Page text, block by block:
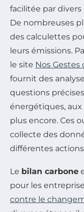
facilitée par
De nombreuses
des calculettes
leurs émissions.
le site Nos Gestes
fournit des
questions
énergétiques,
plus encore. Ces
collecte des
différentes
Le bilan carbone
pour les
contre le